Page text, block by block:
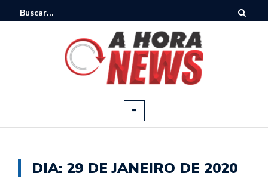
DIA: 29 DE JANEIRO DE 2020